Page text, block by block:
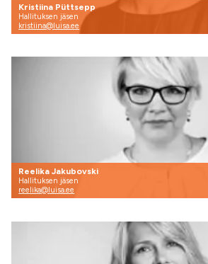
Kristiina Püttsepp
Hallituksen jäsen
kristiina@luisa.ee
Reelika Jakubovski
Hallituksen jäsen
reelika@luisa.ee